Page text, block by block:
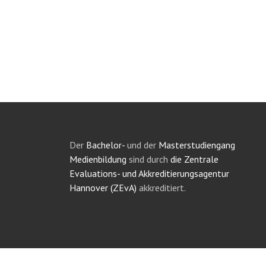
Der Bachelor- und der Masterstudiengang
Medienbildung sind durch die Zentrale
Evaluations- und Akkreditierungsagentur
Hannover (ZEvA) akkreditiert.